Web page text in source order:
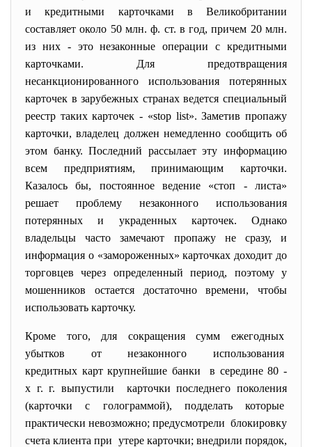
и кредитными карточками в Великобритании
составляет около 50 млн. ф. ст. в год, причем 20 млн.
из них - это незаконные операции с кредитными
карточками. Для предотвращения
несанкционированного использования потерянных
карточек в зарубежных странах ведется специальный
реестр таких карточек - «stop list». Заметив пропажу
карточки, владелец должен немедленно сообщить об
этом банку. Последний рассылает эту информацию
всем предприятиям, принимающим карточки.
Казалось бы, постоянное ведение «стоп - листа»
решает проблему незаконного использования
потерянных и украденных карточек. Однако
владельцы часто замечают пропажу не сразу, и
информация о «замороженных» карточках доходит до
торговцев через определенный период, поэтому у
мошенников остается достаточно времени, чтобы
использовать карточку.
Кроме того, для сокращения сумм ежегодных
убытков от незаконного использования
кредитных карт крупнейшие банки в середине 80 -
х г. г. выпустили карточки последнего поколения
(карточки с голограммой), подделать которые
практически невозможно; предусмотрели блокировку
счета клиента при утере карточки; внедрили порядок,